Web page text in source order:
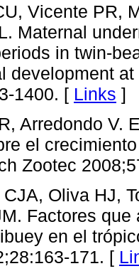
Vicente PR,
Maternal
in twin-
development
1400. [ Links ]
Arredondo V.
el
Zootec
Oliva HJ,
Factores
en el
171. [